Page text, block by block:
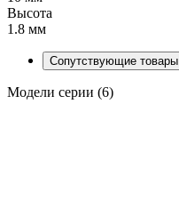
Высота
1.8 мм
Сопутствующие товары
Модели серии (6)